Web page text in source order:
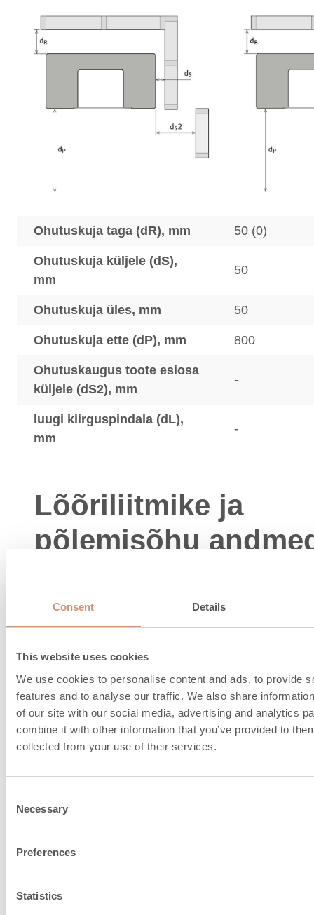
Consent Details
This website uses cookies
We use cookies to personalise content and ads, to provide
features and to analyse our traffic. We also share
of our site with our social media, advertising and analytics
combine it with other information that you’ve provided to
collected from your use of their services.
Selection
Necessary
Preferences
Statistics
Ohutuskuja taga (dR), mm 50 (0)
Ohutuskuja küljele (dS),
mm
50
Ohutuskuja üles, mm 50
Ohutuskuja ette (dP), mm 800
Ohutuskaugus toote esiosa
küljele (dS2), mm
-
luugi kiirguspindala (dL),
mm
-
Lõõriliitmike ja
põlemisõhu
150…180
Pealtühendusel korstna
Põlemisõhu toomine õuest